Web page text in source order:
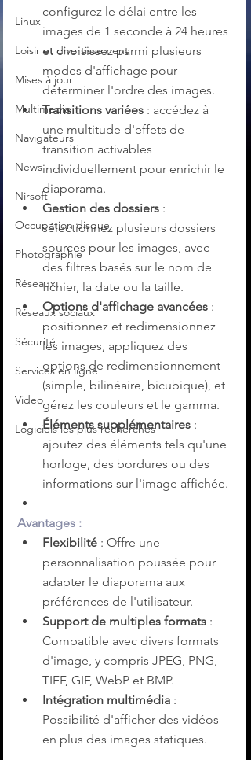
Linux
Loisir et divertissement
Mises à jour
Multimedia
Navigateurs
News
Nirsoft
Occupation disque
Photographie
Réseaux
Réseaux sociaux
Sécurité
Services en ligne
Video
Logiciels les plus recherchés
configurez le délai entre les
images de 1 seconde à 24 heures
et choisissez parmi plusieurs
modes d'affichage pour
déterminer l'ordre des images.
Transitions variées : accédez à
une multitude d'effets de
transition activables
individuellement pour enrichir le
diaporama.
Gestion des dossiers :
sélectionnez plusieurs dossiers
sources pour les images, avec
des filtres basés sur le nom de
fichier, la date ou la taille.
Options d'affichage avancées :
positionnez et redimensionnez
les images, appliquez des
options de redimensionnement
(simple, bilinéaire, bicubique), et
gérez les couleurs et le gamma.
Éléments supplémentaires :
ajoutez des éléments tels qu'une
horloge, des bordures ou des
informations sur l'image affichée.
Avantages :
Flexibilité : Offre une
personnalisation poussée pour
adapter le diaporama aux
préférences de l'utilisateur.
Support de multiples formats :
Compatible avec divers formats
d'image, y compris JPEG, PNG,
TIFF, GIF, WebP et BMP.
Intégration multimédia :
Possibilité d'afficher des vidéos
en plus des images statiques.